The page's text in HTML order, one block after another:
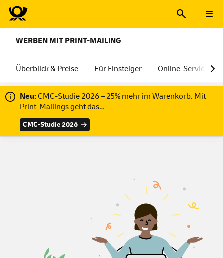
WERBEN MIT PRINT-MAILING
Überblick & Preise Für Einsteiger Online-Services
Neu: CMC-Studie 2026 – 25% mehr im Warenkorb. Mit
Print-Mailings geht das…
CMC-Studie 2026